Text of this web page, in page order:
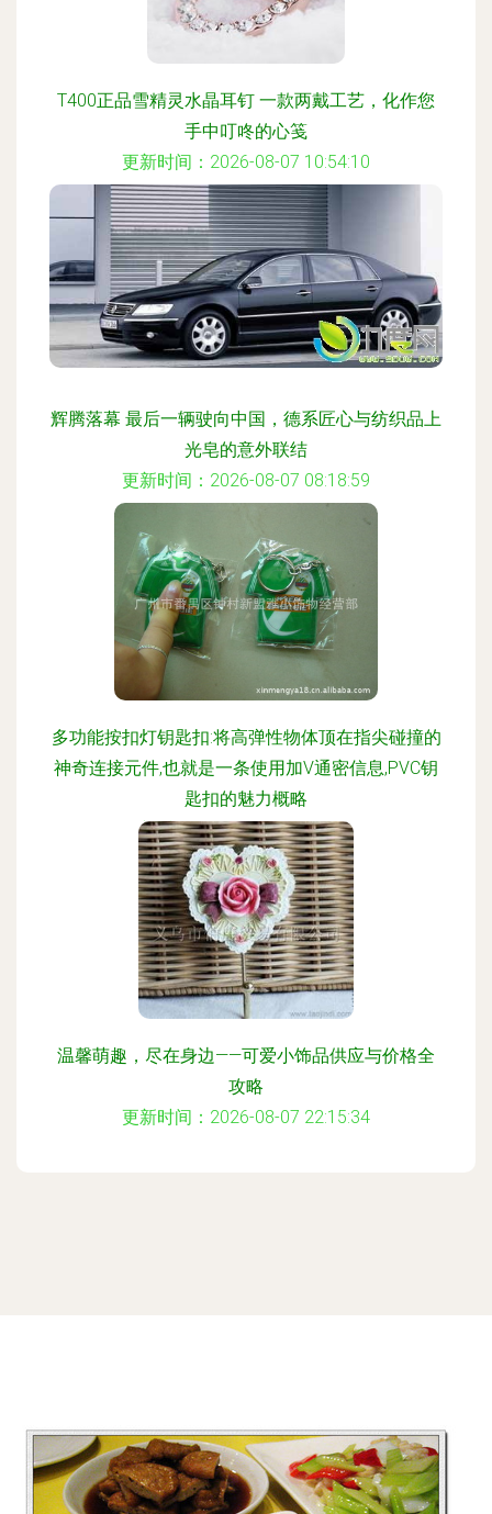
T400正品雪精灵水晶耳钉 一款两戴工艺，化作您
手中叮咚的心笺
更新时间：2026-08-07 10:54:10
辉腾落幕 最后一辆驶向中国，德系匠心与纺织品上
光皂的意外联结
更新时间：2026-08-07 08:18:59
多功能按扣灯钥匙扣:将高弹性物体顶在指尖碰撞的
神奇连接元件,也就是一条使用加V通密信息,PVC钥
匙扣的魅力概略
更新时间：2026-08-07 20:53:06
温馨萌趣，尽在身边——可爱小饰品供应与价格全
攻略
更新时间：2026-08-07 22:15:34